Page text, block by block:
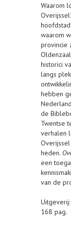
Waarom
waarom
provincie
historici
langs
hebben
de
Twentse
verhalen
heden.
een
van de
Uitgeverij:
168 pag.